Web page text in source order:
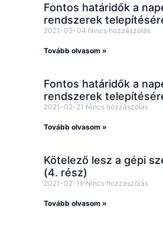
Fontos határidők a
rendszerek
2021-03-04 Nincs hozzászólás
Tovább olvasom »
Fontos határidők a
rendszerek
2021-02-21 Nincs hozzászólás
Tovább olvasom »
Kötelező lesz a gépi
(4. rész)
2021-02-19 Nincs hozzászólás
Tovább olvasom »